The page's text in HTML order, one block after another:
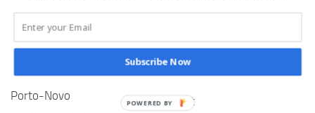
déambulation des
masques divinisées en
cours actuellement à la
place du cinquantenaire à
Porto-Novo
Incendie au centre de
commune de Ouidah : le
maire Christian
constat
Subscribe Now